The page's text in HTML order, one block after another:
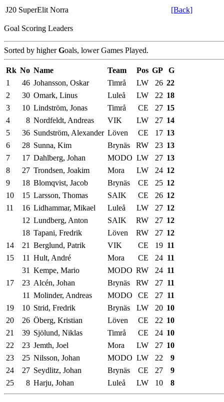
J20 SuperElit Norra [Back]
Goal Scoring Leaders
Sorted by higherGoals, lower Games Played.
Rk No Name Team Pos GP
G
1
46 Johansson, Oskar Timrå LW 26 22
2
30 Omark, Linus Luleå LW 22 18
3
10 Lindström, Jonas Timrå CE 27 15
4
8 Nordfeldt, Andreas VIK LW 27 14
5
36 Sundström, Alexander Löven CE 17 13
6
28 Sunna, Kim Brynäs RW 23 13
7
17 Dahlberg, Johan MODO LW 27 13
8
27 Trondsen, Joakim Mora LW 24 12
9
18 Blomqvist, Jacob Brynäs CE 25 12
10
15 Larsson, Thomas SAIK CE 26 12
11
16 Lidhammar, Mikael Luleå LW 27 12
12 Lundberg, Anton SAIK RW 27 12
18 Tapani, Fredrik Löven RW 27 12
14
21 Berglund, Patrik VIK CE 19 11
15
11 Hult, André Mora CE 24 11
31 Kempe, Mario MODO RW 24 11
17
23 Alcén, Johan Brynäs RW 27 11
11 Molinder, Andreas MODO CE 27 11
19
10 Strid, Fredrik Brynäs LW 20 10
20
26 Öberg, Kristian Löven CE 22 10
21
39 Sjölund, Niklas Timrå CE 24 10
22
23 Jemth, Joel Mora LW 27 10
23
25 Nilsson, Johan MODO LW 22
9
24
27 Seydlitz, Johan Brynäs CE 27
9
25
8 Harju, Johan Luleå LW 10 8